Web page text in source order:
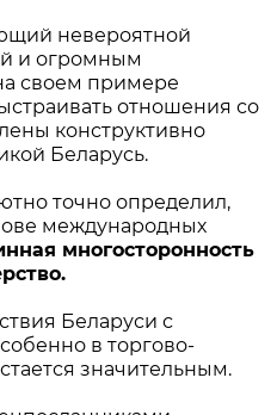
невероятной
и огромным
своем примере
отношения со
конструктивно
Беларусь.
точно определил,
международных
многосторонность
Беларуси с
в торгово-
значительным.